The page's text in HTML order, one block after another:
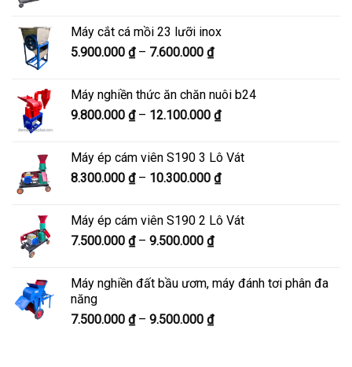
6.300.000 ₫
đến
Máy cắt cá mồi 23 lưỡi inox
5.900.000 ₫ – 7.600.000 ₫Khoảng
5.900.000 ₫
đến
Máy nghiền thức ăn chăn nuôi b24
9.800.000 ₫ – 12.100.000 ₫Khoảng
9.800.000 ₫
đến
Máy ép cám viên S190 3 Lô Vát
8.300.000 ₫ – 10.300.000 ₫Khoảng
8.300.000 ₫
Máy ép cám viên S190 2 Lô Vát
7.500.000 ₫ – 9.500.000 ₫Khoảng
7.500.000 ₫
9.500.000 ₫
Máy nghiền đất bầu ươm, máy đánh tơi phân đa
năng
7.500.000 ₫ – 9.500.000 ₫Khoảng